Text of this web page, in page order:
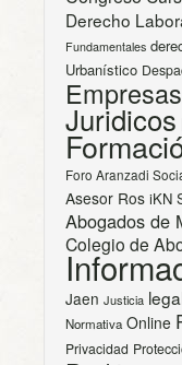
Derecho
Fundamentales
Urbanístico
Empresas
Juridicos
Foro Aranzadi
Asesor Ros iKN
Abogados de
Colegio de
Jaen Justicia
Normativa Online
Privacidad